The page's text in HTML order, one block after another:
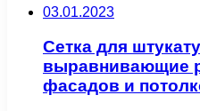
03.01.2023
Сетка для
выравнивающие
фасадов и